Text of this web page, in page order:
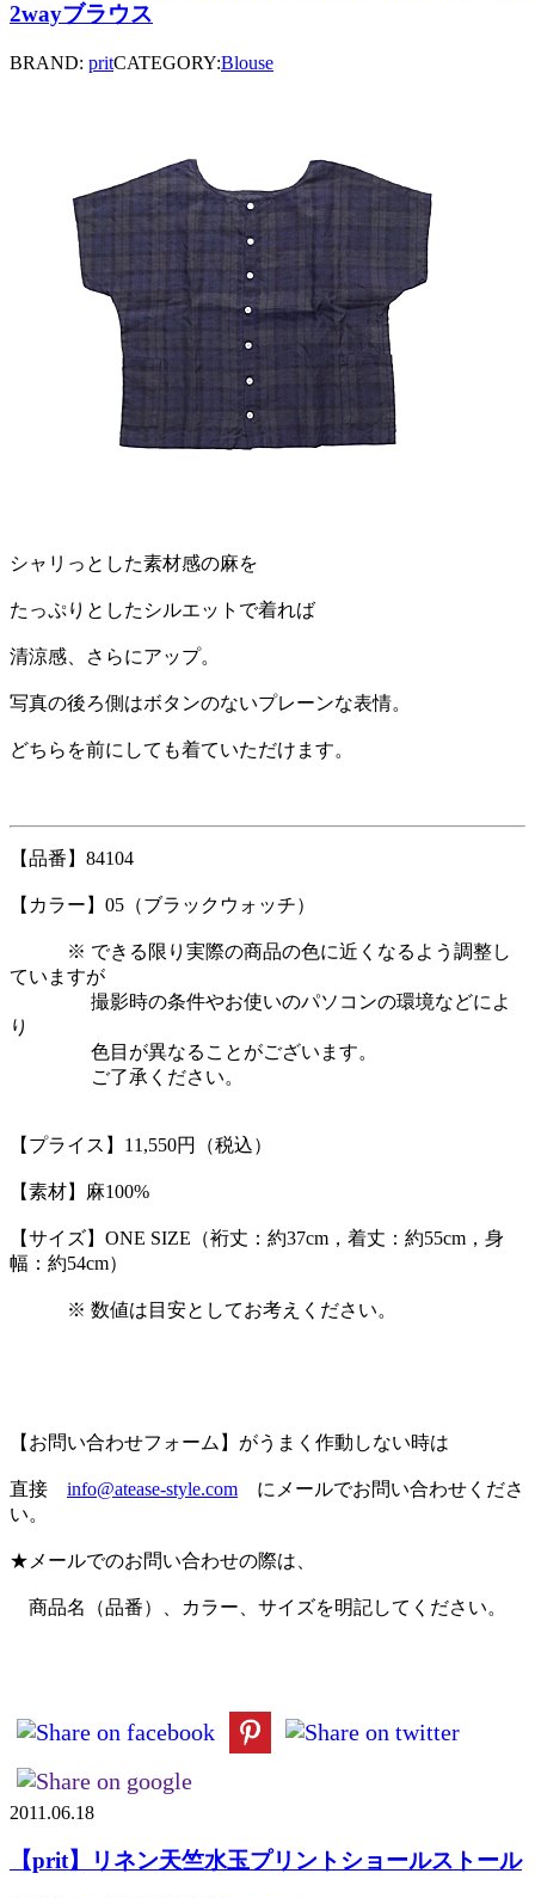
2wayブラウス
BRAND: pritCATEGORY:Blouse
シャリっとした素材感の麻を
たっぷりとしたシルエットで着れば
清涼感、さらにアップ。
写真の後ろ側はボタンのないプレーンな表情。
どちらを前にしても着ていただけます。
【品番】84104
【カラー】05（ブラックウォッチ）
※ できる限り実際の商品の色に近くなるよう調整し
ていますが
撮影時の条件やお使いのパソコンの環境などによ
り
色目が異なることがございます。
ご了承ください。
【プライス】11,550円（税込）
【素材】麻100%
【サイズ】ONE SIZE（裄丈：約37cm，着丈：約55cm，身
幅：約54cm）
※ 数値は目安としてお考えください。
【お問い合わせフォーム】がうまく作動しない時は
直接 info@atease-style.com にメールでお問い合わせくださ
い。
★メールでのお問い合わせの際は、
商品名（品番）、カラー、サイズを明記してください。
2011.06.18
【prit】リネン天竺水玉プリントショールストール